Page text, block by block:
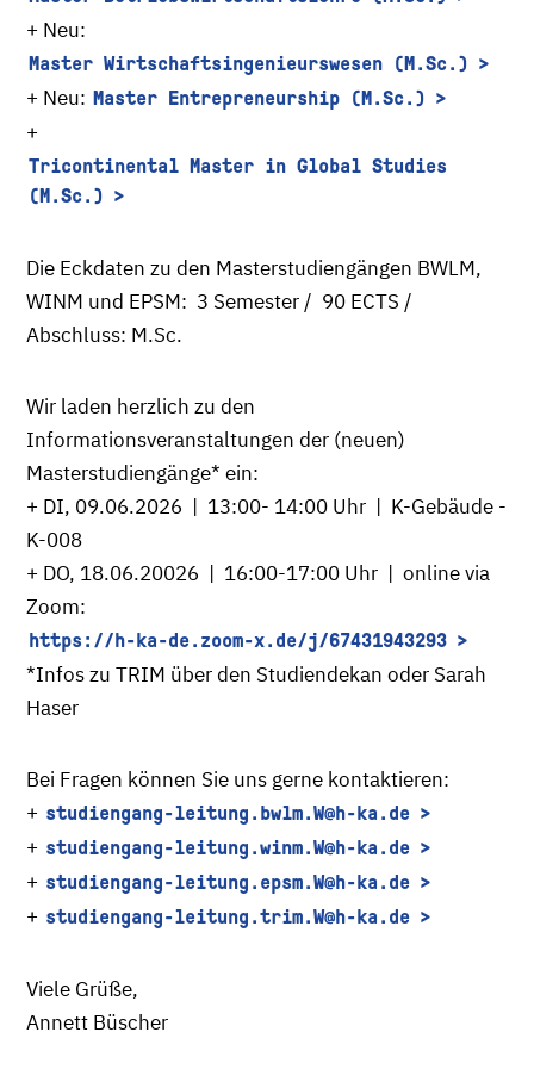
+ Neu:
Master Wirtschaftsingenieurswesen (M.Sc.)
+ Neu: Master Entrepreneurship (M.Sc.)
+
Tricontinental Master in Global Studies
(M.Sc.)
Die Eckdaten zu den Masterstudiengängen BWLM,
WINM und EPSM: 3 Semester / 90 ECTS /
Abschluss: M.Sc.
Wir laden herzlich zu den
Informationsveranstaltungen der (neuen)
Masterstudiengänge* ein:
+ DI, 09.06.2026 | 13:00- 14:00 Uhr | K-Gebäude -
K-008
+ DO, 18.06.20026 | 16:00-17:00 Uhr | online via
Zoom:
https://h-ka-de.zoom-x.de/j/67431943293
*Infos zu TRIM über den Studiendekan oder Sarah
Haser
Bei Fragen können Sie uns gerne kontaktieren:
+ studiengang-leitung.bwlm.W@h-ka.de
+ studiengang-leitung.winm.W@h-ka.de
+ studiengang-leitung.epsm.W@h-ka.de
+ studiengang-leitung.trim.W@h-ka.de
Viele Grüße,
Annett Büscher